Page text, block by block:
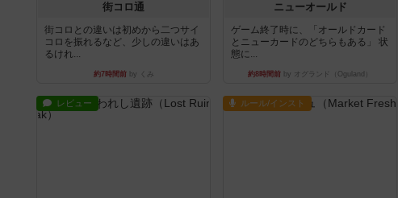
街コロ通
街コロとの違いは初めから二つサイ
コロを振れるなど、少しの違いはあ
るけれ...
約7時間前by くみ
ニューオールド
ゲーム終了時に、「オールドカード
とニューカードのどちらもある」 状
態に...
約8時間前 by オグランド（Oguland）
レビュー ルール/インスト